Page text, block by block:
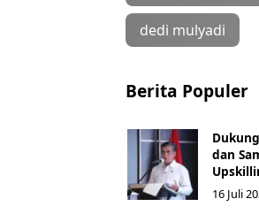
dedi mulyadi
Berita Populer
dan
16 Juli